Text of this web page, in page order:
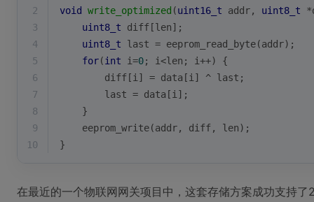
2
void write_optimized (uint16_t addr, uint8_t
3
uint8_t diff[len];
4
uint8_t last = eeprom_read_byte(addr);
5
for(int i=0; i<len; i++) {
6
        diff[i] = data[i] ^ last;
7
        last = data[i];
8
    }
9
    eeprom_write(addr, diff, len);
10
}
在最近的一个物联网网关项目中，这套存储方案成功支持